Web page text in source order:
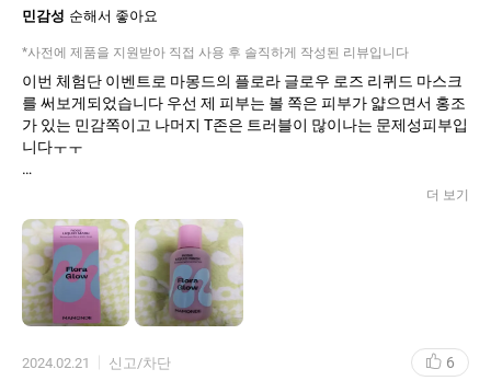
민감성 순해서 좋아요
*사전에 제품을 지원받아 직접 사용 후 솔직하게 작성된 리뷰입니다
이번 체험단 이벤트로 마몽드의 플로라 글로우 로즈 리퀴드 마스크
를 써보게되었습니다 우선 제 피부는 볼 쪽은 피부가 얇으면서 홍조
가 있는 민감쪽이고 나머지 T존은 트러블이 많이나는 문제성피부입
니다ㅜㅜ
드의 유명한 로즈워터 토너랑 비슷? 거의 같게 느껴졌어요 처음에
받아보고 전성분이나 사용법이 안적혀있어서 살짝 당황했는데 알
고보니 박스 안쪽에 있더라구요 본품은 생각보다 작았는데 제품 특
성상 매일 많은 양을 사용하는 제품이 아니라 양도 괜찮았습니다
필링제품이라 민감한 볼 쪽은 사용가능할까 걱정했는데 몇일써보
더 보기
2024.02.21 신고/차단 6